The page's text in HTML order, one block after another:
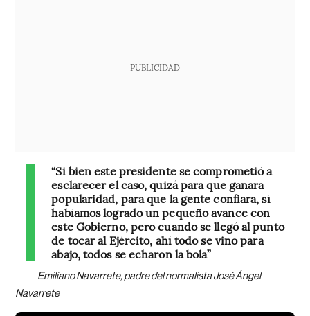
PUBLICIDAD
“Si bien este presidente se comprometió a
esclarecer el caso, quizá para que ganara
popularidad, para que la gente confiara, sí
habíamos logrado un pequeño avance con
este Gobierno, pero cuando se llegó al punto
de tocar al Ejército, ahí todo se vino para
abajo, todos se echaron la bola”
Emiliano Navarrete, padre del normalista José Ángel
Navarrete